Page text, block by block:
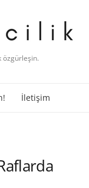
özgürleşin.
İletişim